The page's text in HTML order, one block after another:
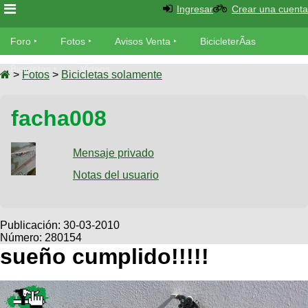
Foro
Foro
MecÃ¡nica
Fotos
SUBÃ
Galeria
Bicicletas
Viajes
Descenso
Dirt
Avisos
Ventas
SUBÃ
Buscar
Ultimos
Fotos
BicicleterÃ­
Bicicletas
Tandem
Videos
Cicloturismo
Ingresar Crear una cuenta
Foro Fotos Avisos Venta BicicleterÃ­as
Bicicletas Videos
> Fotos > Bicicletas solamente
facha008
Mensaje privado
Notas del usuario
Publicación: 30-03-2010
Número: 280154
sueño cumplido!!!!!